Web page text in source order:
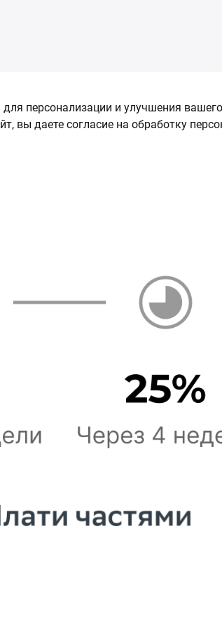
персонализации и улучшения
вы даете согласие на обработку